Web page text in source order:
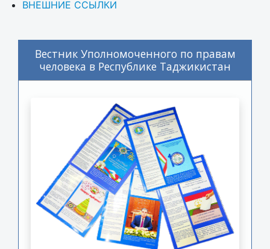
ВНЕШНИЕ ССЫЛКИ
Вестник Уполномоченного по правам
человека в Республике Таджикистан